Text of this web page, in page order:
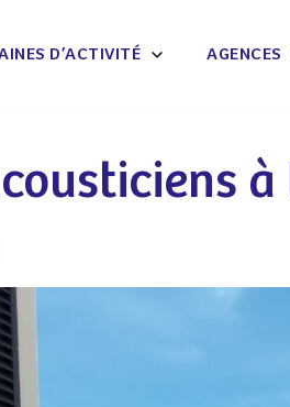
D’ACTIVITÉ AGENCES